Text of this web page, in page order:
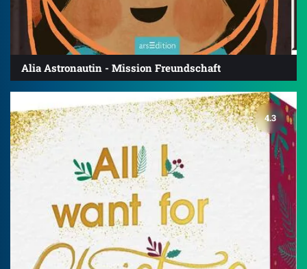
Alia Astronautin - Mission Freundschaft
4.3